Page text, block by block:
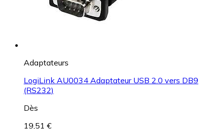
Adaptateurs
LogiLink AU0034 Adaptateur USB 2.0 vers DB9
(RS232)
Dès
19,51 €